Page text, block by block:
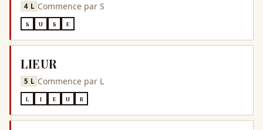
4L Commence parS
S U S E
LIEUR
5 L Commence par L
L I E U R